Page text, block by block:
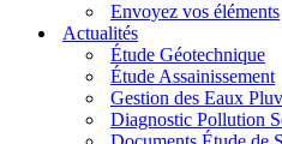
Envoyez vos éléments
Actualités
Étude Géotechnique
Étude Assainissement
Gestion des Eaux
Diagnostic Pollution